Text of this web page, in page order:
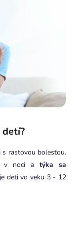
s rastovou bolesťou.
v noci atýka sa
deti vo veku 3 - 12